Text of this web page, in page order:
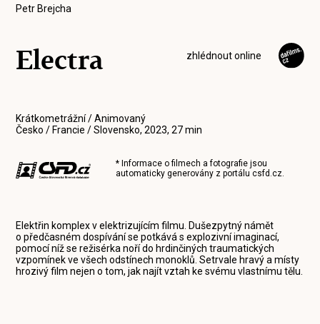
Petr Brejcha
zhlédnout online
Electra
Krátkometrážní / Animovaný
Česko / Francie / Slovensko, 2023, 27 min
* Informace o filmech a fotografie jsou
automaticky generovány z portálucsfd.cz.
Elektřin komplex v elektrizujícím filmu. Dušezpytný námět
o předčasném dospívání se potkává s explozivní imaginací,
pomocí níž se režisérka noří do hrdinčiných traumatických
vzpomínek ve všech odstínech monoklů. Setrvale hravý a místy
hrozivý film nejen o tom, jak najít vztah ke svému vlastnímu tělu.